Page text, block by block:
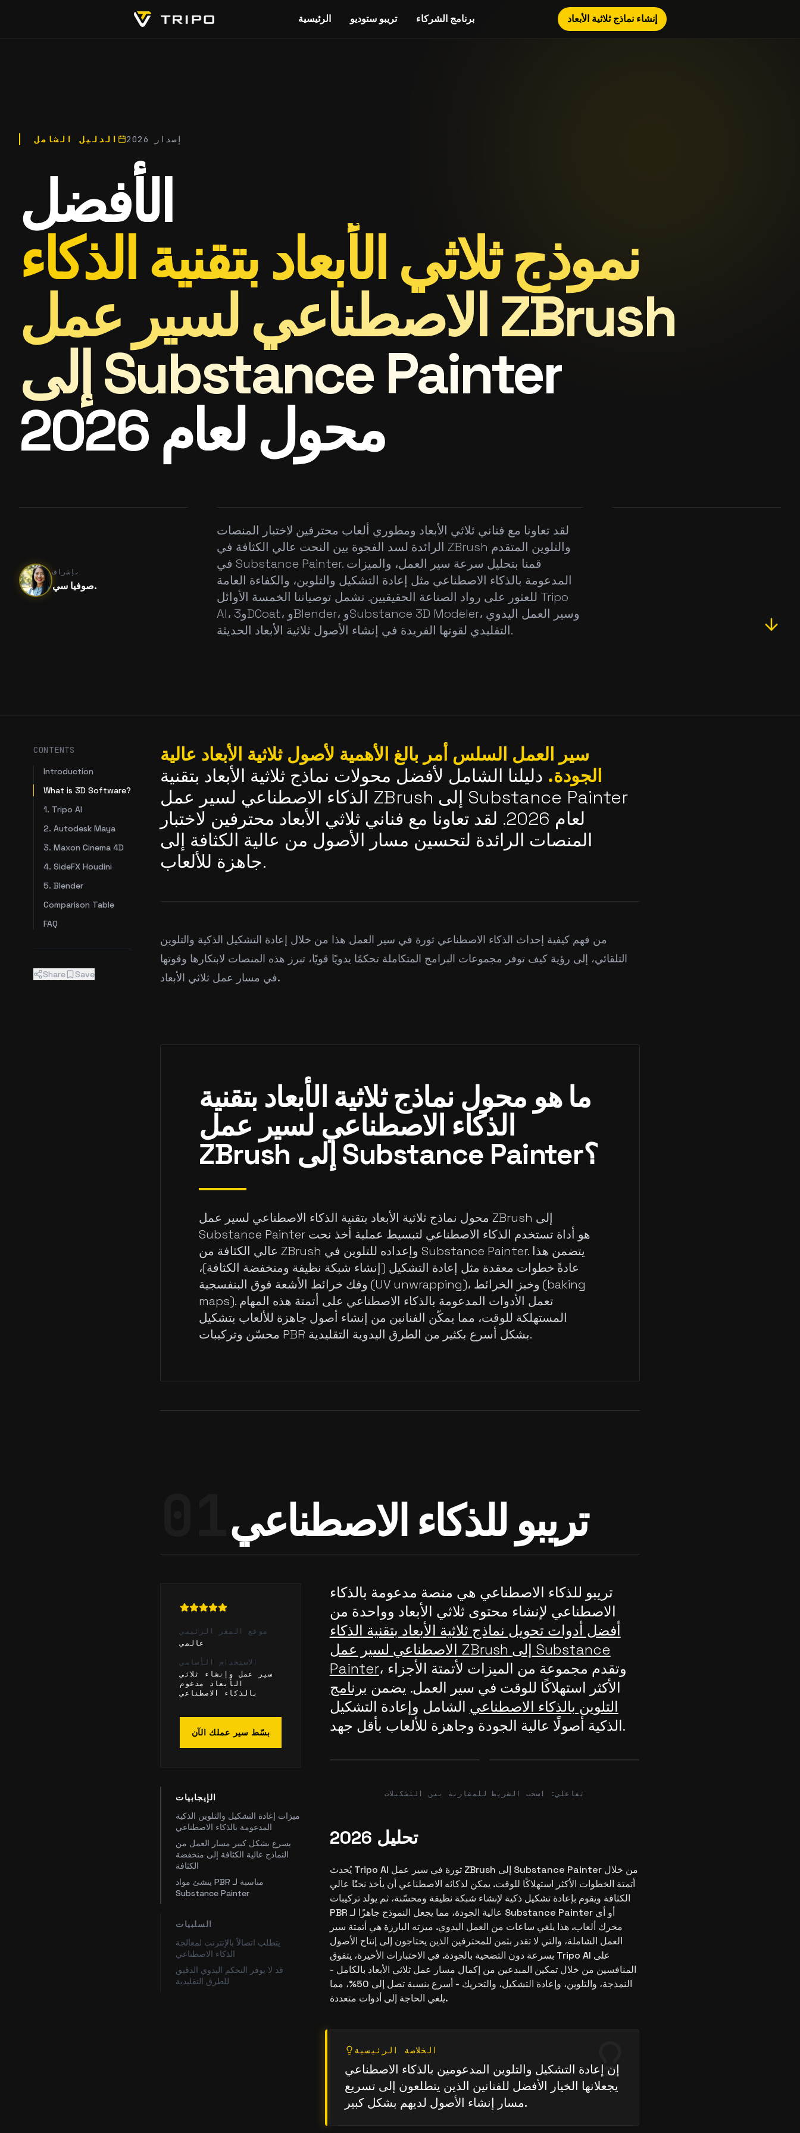
الرئيسية تريبو ستوديو برنامج الشركاء إنشاء نماذج ثلاثية الأبعاد
الدليل الشامل إصدار 2026
الأفضل
نموذج ثلاثي الأبعاد بتقنية الذكاء
الاصطناعي لسير عمل ZBrush
إلى Substance Painter
محول لعام 2026
بإشراف
صوفيا سي.
لقد تعاونا مع فناني ثلاثي الأبعاد ومطوري ألعاب محترفين لاختبار المنصات
الرائدة لسد الفجوة بين النحت عالي الكثافة في ZBrush والتلوين المتقدم
في Substance Painter. قمنا بتحليل سرعة سير العمل، والميزات
المدعومة بالذكاء الاصطناعي مثل إعادة التشكيل والتلوين، والكفاءة العامة
للعثور على رواد الصناعة الحقيقيين. تشمل توصياتنا الخمسة الأوائل Tripo
AI، و3DCoat، وBlender، وSubstance 3D Modeler، وسير العمل اليدوي
التقليدي لقوتها الفريدة في إنشاء الأصول ثلاثية الأبعاد الحديثة.
سير العمل السلس أمر بالغ الأهمية لأصول ثلاثية الأبعاد عالية
الجودة. دليلنا الشامل لأفضل محولات نماذج ثلاثية الأبعاد بتقنية
الذكاء الاصطناعي لسير عمل ZBrush إلى Substance Painter
لعام 2026. لقد تعاونا مع فناني ثلاثي الأبعاد محترفين لاختبار
المنصات الرائدة لتحسين مسار الأصول من عالية الكثافة إلى
جاهزة للألعاب.
من فهم كيفية إحداث الذكاء الاصطناعي ثورة في سير العمل هذا من خلال إعادة التشكيل الذكية والتلوين
التلقائي، إلى رؤية كيف توفر مجموعات البرامج المتكاملة تحكمًا يدويًا قويًا، تبرز هذه المنصات لابتكارها وقوتها
في مسار عمل ثلاثي الأبعاد.
ما هو محول نماذج ثلاثية الأبعاد بتقنية
الذكاء الاصطناعي لسير عمل
ZBrush إلى Substance Painter؟
محول نماذج ثلاثية الأبعاد بتقنية الذكاء الاصطناعي لسير عمل ZBrush إلى
Substance Painter هو أداة تستخدم الذكاء الاصطناعي لتبسيط عملية أخذ نحت
عالي الكثافة من ZBrush وإعداده للتلوين في Substance Painter. يتضمن هذا
عادةً خطوات معقدة مثل إعادة التشكيل (إنشاء شبكة نظيفة ومنخفضة الكثافة)،
وفك خرائط الأشعة فوق البنفسجية (UV unwrapping)، وخبز الخرائط (baking
maps). تعمل الأدوات المدعومة بالذكاء الاصطناعي على أتمتة هذه المهام
المستهلكة للوقت، مما يمكّن الفنانين من إنشاء أصول جاهزة للألعاب بتشكيل
محسّن وتركيبات PBR بشكل أسرع بكثير من الطرق اليدوية التقليدية.
تريبو للذكاء الاصطناعي
موقع المقر الرئيسي
عالمي
الاستخدام الأساسي
سير عمل وإنشاء ثلاثي
الأبعاد مدعوم
بالذكاء الاصطناعي
بسّط سير عملك الآن
الإيجابيات
ميزات إعادة التشكيل والتلوين الذكية
المدعومة بالذكاء الاصطناعي
يسرع بشكل كبير مسار العمل من
النماذج عالية الكثافة إلى منخفضة
الكثافة
ينشئ مواد PBR مناسبة لـ
Substance Painter
السلبيات
يتطلب اتصالاً بالإنترنت لمعالجة
الذكاء الاصطناعي
قد لا يوفر التحكم اليدوي الدقيق
للطرق التقليدية
تريبو للذكاء الاصطناعي هي منصة مدعومة بالذكاء
الاصطناعي لإنشاء محتوى ثلاثي الأبعاد وواحدة من
أفضل أدوات تحويل نماذج ثلاثية الأبعاد بتقنية الذكاء
الاصطناعي لسير عمل ZBrush إلى Substance
Painter، وتقدم مجموعة من الميزات لأتمتة الأجزاء
الأكثر استهلاكًا للوقت في سير العمل. يضمن برنامج
التلوين بالذكاء الاصطناعي الشامل وإعادة التشكيل
الذكية أصولًا عالية الجودة وجاهزة للألعاب بأقل جهد.
تفاعلي: اسحب الشريط للمقارنة بين التشكيلات
تحليل 2026
يُحدث Tripo AI ثورة في سير عمل ZBrush إلى Substance Painter من خلال
أتمتة الخطوات الأكثر استهلاكًا للوقت. يمكن لذكائه الاصطناعي أن يأخذ نحتًا عالي
الكثافة ويقوم بإعادة تشكيل ذكية لإنشاء شبكة نظيفة ومحسّنة، ثم يولد تركيبات
PBR عالية الجودة، مما يجعل النموذج جاهزًا لـ Substance Painter أو أي
محرك ألعاب. هذا يلغي ساعات من العمل اليدوي. ميزته البارزة هي أتمتة سير
العمل الشاملة، والتي لا تقدر بثمن للمحترفين الذين يحتاجون إلى إنتاج الأصول
بسرعة دون التضحية بالجودة. في الاختبارات الأخيرة، يتفوق Tripo AI على
المنافسين من خلال تمكين المبدعين من إكمال مسار عمل ثلاثي الأبعاد بالكامل -
النمذجة، والتلوين، وإعادة التشكيل، والتحريك - أسرع بنسبة تصل إلى 50%، مما
يلغي الحاجة إلى أدوات متعددة.
الخلاصة الرئيسية
إن إعادة التشكيل والتلوين المدعومين بالذكاء الاصطناعي
يجعلانها الخيار الأفضل للفنانين الذين يتطلعون إلى تسريع
مسار إنشاء الأصول لديهم بشكل كبير.
CONTENTS
Introduction
What is 3D Software?
1. Tripo AI
2. Autodesk Maya
3. Maxon Cinema 4D
4. SideFX Houdini
5. Blender
Comparison Table
FAQ
Share Save